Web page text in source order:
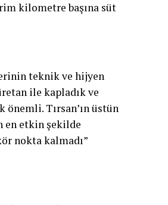
kilometre başına süt
teknik ve hijyen
ile kapladık ve
Tırsan’ın üstün
en etkin şekilde
nokta kalmadı”